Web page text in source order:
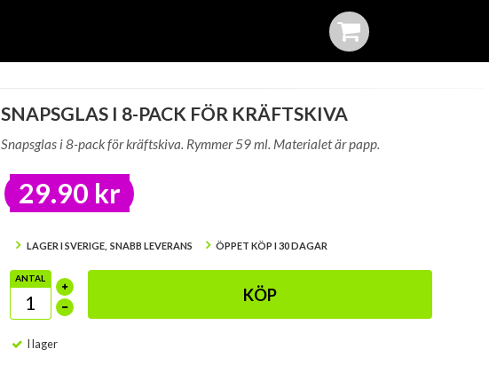
SNAPSGLAS I 8-PACK FÖR KRÄFTSKIVA
Snapsglas i 8-pack för kräftskiva. Rymmer 59 ml. Materialet är papp.
29.90 kr
LAGER I SVERIGE, SNABB LEVERANS ÖPPET KÖP I 30 DAGAR
ANTAL
KÖP
I lager